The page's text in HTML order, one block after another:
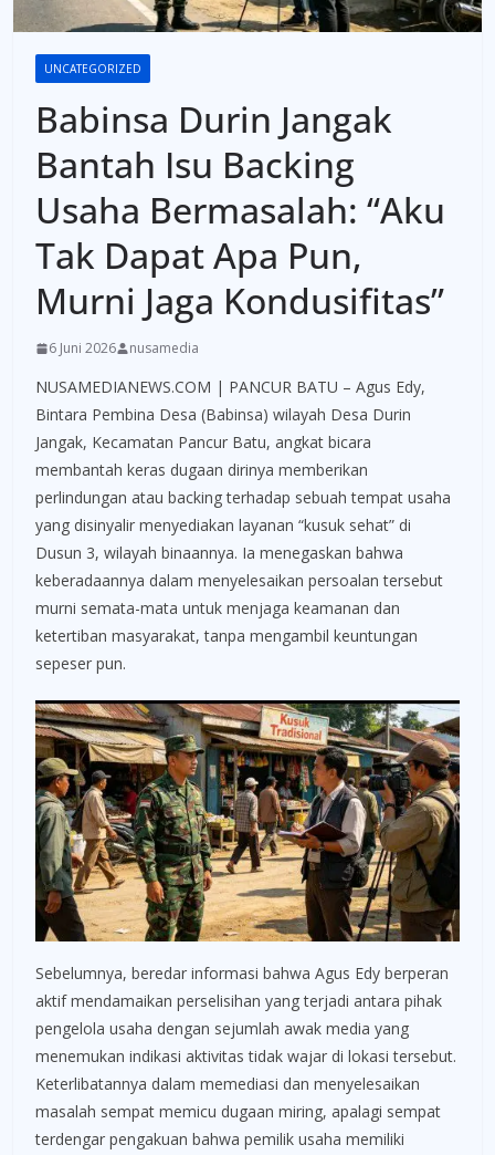
UNCATEGORIZED
Babinsa Durin Jangak
Bantah Isu Backing
Usaha Bermasalah: “Aku
Tak Dapat Apa Pun,
Murni Jaga Kondusifitas”
6 Juni 2026 nusamedia
NUSAMEDIANEWS.COM | PANCUR BATU – Agus Edy,
Bintara Pembina Desa (Babinsa) wilayah Desa Durin
Jangak, Kecamatan Pancur Batu, angkat bicara
membantah keras dugaan dirinya memberikan
perlindungan atau backing terhadap sebuah tempat usaha
yang disinyalir menyediakan layanan “kusuk sehat” di
Dusun 3, wilayah binaannya. Ia menegaskan bahwa
keberadaannya dalam menyelesaikan persoalan tersebut
murni semata-mata untuk menjaga keamanan dan
ketertiban masyarakat, tanpa mengambil keuntungan
sepeser pun.
Sebelumnya, beredar informasi bahwa Agus Edy berperan
aktif mendamaikan perselisihan yang terjadi antara pihak
pengelola usaha dengan sejumlah awak media yang
menemukan indikasi aktivitas tidak wajar di lokasi tersebut.
Keterlibatannya dalam memediasi dan menyelesaikan
masalah sempat memicu dugaan miring, apalagi sempat
terdengar pengakuan bahwa pemilik usaha memiliki